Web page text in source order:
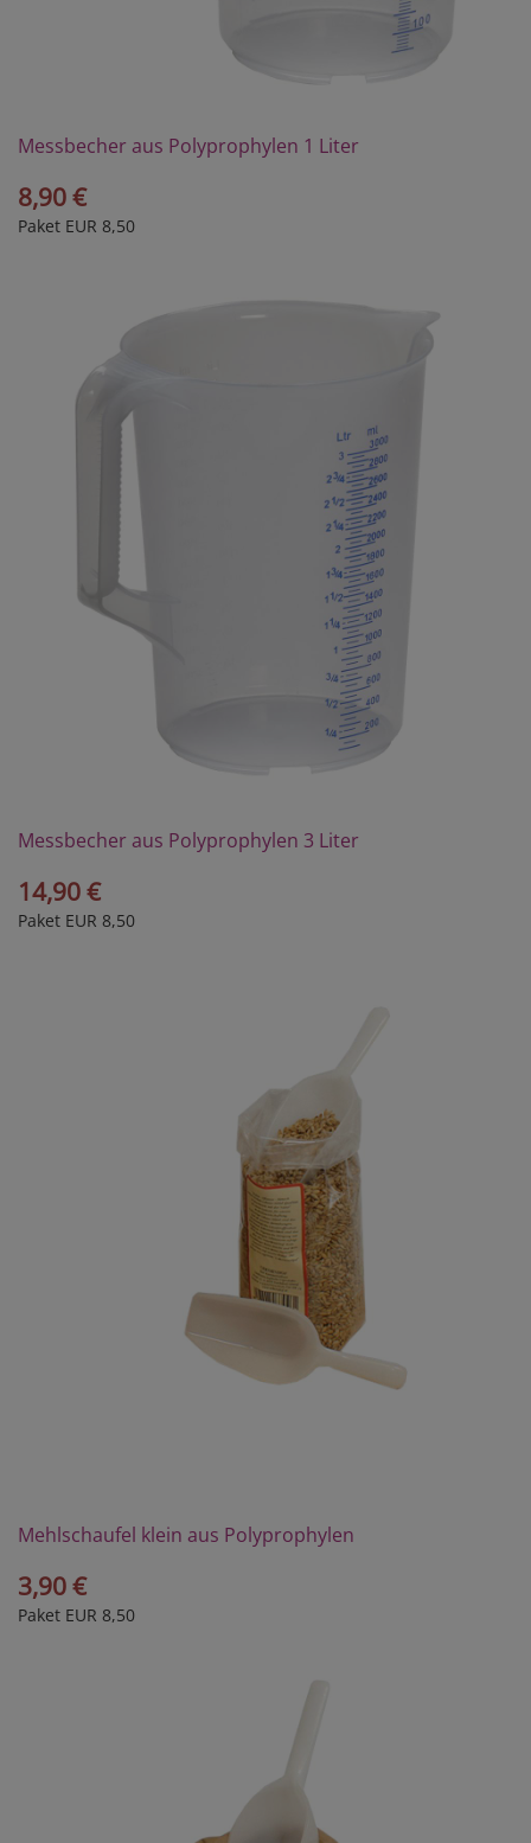
Messbecher aus Polyprophylen 1 Liter
8,90 €
Paket EUR 8,50
Messbecher aus Polyprophylen 3 Liter
14,90 €
Paket EUR 8,50
Mehlschaufel klein aus Polyprophylen
3,90 €
Paket EUR 8,50